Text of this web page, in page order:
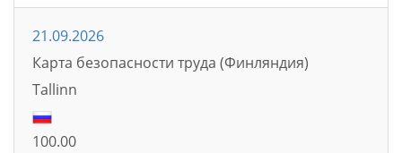
21.09.2026
Карта безопасности труда (Финляндия)
Tallinn
100.00